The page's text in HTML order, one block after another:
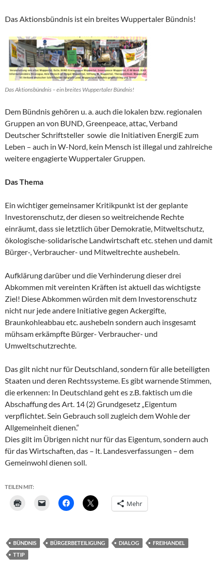
Das Aktionsbündnis ist ein breites Wuppertaler Bündnis!
Das Aktionsbündnis – ein breites Wuppertaler Bündnis!
Dem Bündnis gehören u. a. auch die lokalen bzw. regionalen
Gruppen an von BUND, Greenpeace, attac, Verband
Deutscher Schriftsteller sowie die Initiativen EnergiE zum
Leben – auch in W-Nord, kein Mensch ist illegal und zahlreiche
weitere engagierte Wuppertaler Gruppen.
Das Thema
Ein wichtiger gemeinsamer Kritikpunkt ist der geplante
Investorenschutz, der diesen so weitreichende Rechte
einräumt, dass sie letztlich über Demokratie, Mitweltschutz,
ökologische-solidarische Landwirtschaft etc. stehen und damit
Bürger-, Verbraucher- und Mitweltrechte aushebeln.
Aufklärung darüber und die Verhinderung dieser drei
Abkommen mit vereinten Kräften ist aktuell das wichtigste
Ziel! Diese Abkommen würden mit dem Investorenschutz
nicht nur jede andere Initiative gegen Ackergifte,
Braunkohleabbau etc. aushebeln sondern auch insgesamt
mühsam erkämpfte Bürger- Verbraucher- und
Umweltschutzrechte.
Das gilt nicht nur für Deutschland, sondern für alle beteiligten
Staaten und deren Rechtssysteme. Es gibt warnende Stimmen,
die erkennen: In Deutschland geht es z.B. faktisch um die
Abschaffung des Art. 14 (2) Grundgesetz „Eigentum
verpflichtet. Sein Gebrauch soll zugleich dem Wohle der
Allgemeinheit dienen.“
Dies gilt im Übrigen nicht nur für das Eigentum, sondern auch
für das Wirtschaften, das – lt. Landesverfassungen – dem
Gemeinwohl dienen soll.
TEILEN MIT:
Mehr
BÜNDNIS BÜRGERBETEILIGUNG DIALOG
FREIHANDEL
TTIP